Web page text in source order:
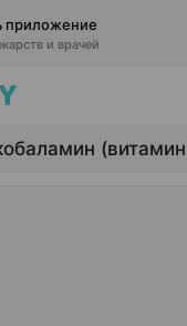
приложение
и врачей